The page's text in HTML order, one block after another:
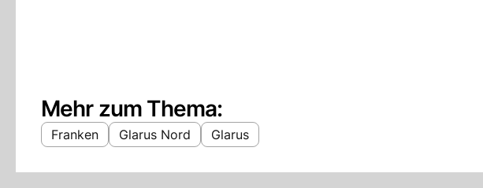
Mehr zum Thema:
Franken Glarus Nord Glarus